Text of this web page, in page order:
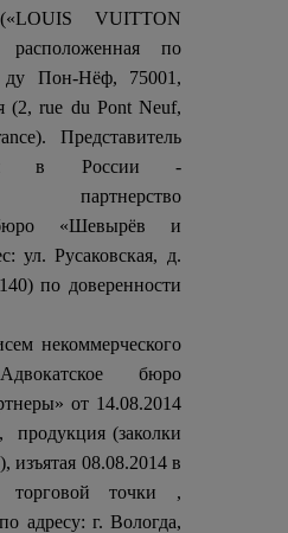
VUITTON
по
Пон-Нёф, 75001,
rue du Pont Neuf,
Представитель
в России -
партнерство
бюро «Шевырёв и
ул. Русаковская, д.
по доверенности
некоммерческого
бюро
от 14.08.2014
(заколки
изъятая 08.08.2014 в
торговой точки ,
адресу: г. Вологда,